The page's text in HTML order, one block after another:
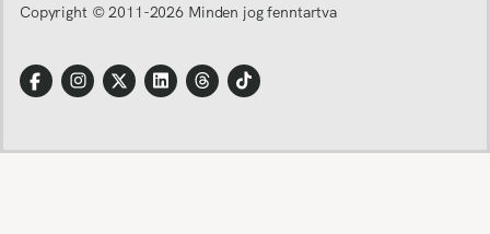
Copyright © 2011-2026 Minden jog fenntartva